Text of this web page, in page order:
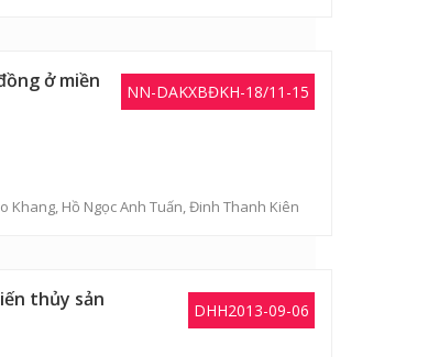
NN-DAKXBĐKH-18/11-15
ở miền
Khang, Hồ Ngọc Anh Tuấn,Đinh Thanh Kiên
DHH2013-09-06
thủy sản